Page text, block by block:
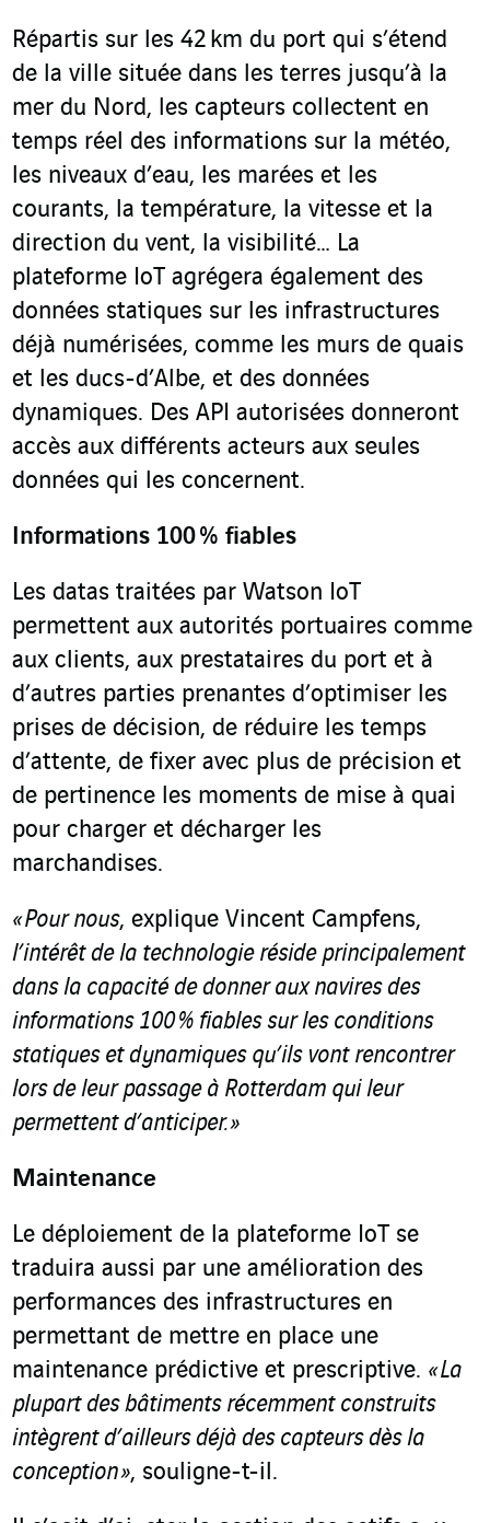
Répartis sur les 42 km du port qui s’étend
de la ville située dans les terres jusqu’à la
mer du Nord, les capteurs collectent en
temps réel des informations sur la météo,
les niveaux d’eau, les marées et les
courants, la température, la vitesse et la
direction du vent, la visibilité… La
plateforme IoT agrégera également des
données statiques sur les infrastructures
déjà numérisées, comme les murs de quais
et les ducs-d’Albe, et des données
dynamiques. Des API autorisées donneront
accès aux différents acteurs aux seules
données qui les concernent.
Informations 100 % fiables
Les datas traitées par Watson IoT
permettent aux autorités portuaires comme
aux clients, aux prestataires du port et à
d’autres parties prenantes d’optimiser les
prises de décision, de réduire les temps
d’attente, de fixer avec plus de précision et
de pertinence les moments de mise à quai
pour charger et décharger les
marchandises.
« Pour nous, explique Vincent Campfens,
l’intérêt de la technologie réside principalement
dans la capacité de donner aux navires des
informations 100 % fiables sur les conditions
statiques et dynamiques qu’ils vont rencontrer
lors de leur passage à Rotterdam qui leur
permettent d’anticiper. »
Maintenance
Le déploiement de la plateforme IoT se
traduira aussi par une amélioration des
performances des infrastructures en
permettant de mettre en place une
maintenance prédictive et prescriptive. « La
plupart des bâtiments récemment construits
intègrent d’ailleurs déjà des capteurs dès la
conception », souligne-t-il.